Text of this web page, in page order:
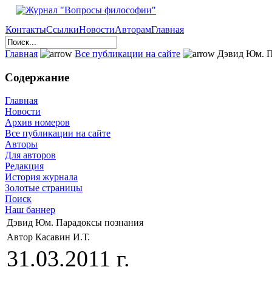
КонтактыСсылкиНовостиАвторамГлавная
Главная Все публикации на сайте Дэвид Юм.
Содержание
Главная
Новости
Архив номеров
Все публикации на сайте
Авторы
Для авторов
Редакция
История журнала
Золотые страницы
Поиск
Наш баннер
Дэвид Юм. Парадоксы познания
Автор Касавин И.Т.
31.03.2011 г.